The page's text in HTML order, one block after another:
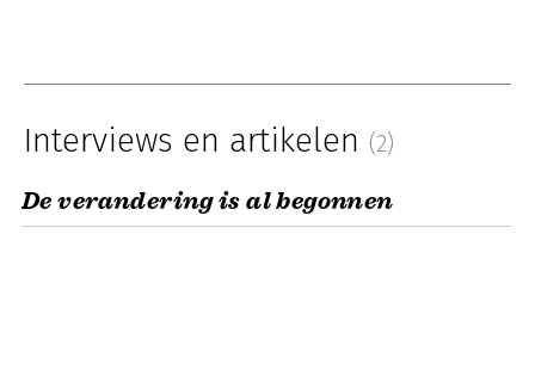
Interviews en artikelen (2)
De verandering is al begonnen